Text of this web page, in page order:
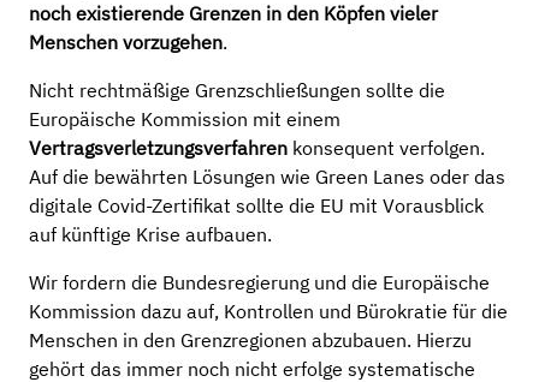
noch existierende Grenzen in den Köpfen vieler
Menschen vorzugehen.
Nicht rechtmäßige Grenzschließungen sollte die
Europäische Kommission mit einem
Vertragsverletzungsverfahren konsequent verfolgen.
Auf die bewährten Lösungen wie Green Lanes oder das
digitale Covid-Zertifikat sollte die EU mit Vorausblick
auf künftige Krise aufbauen.
Wir fordern die Bundesregierung und die Europäische
Kommission dazu auf, Kontrollen und Bürokratie für die
Menschen in den Grenzregionen abzubauen. Hierzu
gehört das immer noch nicht erfolge systematische